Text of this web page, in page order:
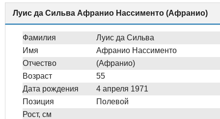
Луис да Сильва Афранио Нассименто (Афранио)
Фамилия
Луис да Сильва
Имя
Афранио Нассименто
Отчество
(Афранио)
Возраст
55
Дата рождения
4 апреля 1971
Позиция
Полевой
Рост, см